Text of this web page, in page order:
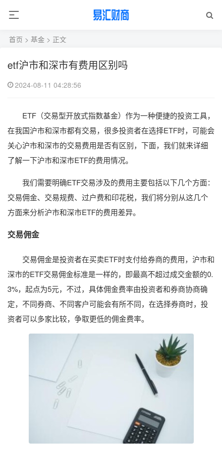
首页 > 基金 > 正文
etf沪市和深市有费用区别吗
2024-08-11 04:28:56
ETF（交易型开放式指数基金）作为一种便捷的投资工具，
在我国沪市和深市都有交易，很多投资者在选择ETF时，可能会
关心沪市和深市的交易费用是否有区别，下面，我们就来详细
了解一下沪市和深市ETF的费用情况。
我们需要明确ETF交易涉及的费用主要包括以下几个方面：
交易佣金、交易规费、过户费和印花税，我们将分别从这几个
方面来分析沪市和深市ETF的费用差异。
交易佣金
交易佣金是投资者在买卖ETF时支付给券商的费用，沪市和
深市的ETF交易佣金标准是一样的，即最高不超过成交金额的0.
3%，起点为5元，不过，具体佣金费率由投资者和券商协商确
定，不同券商、不同客户可能会有所不同，在选择券商时，投
资者可以多家比较，争取更低的佣金费率。